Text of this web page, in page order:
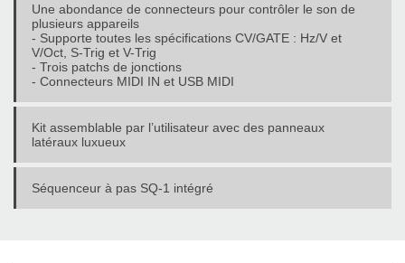
Une abondance de connecteurs pour contrôler le son de
plusieurs appareils
- Supporte toutes les spécifications CV/GATE : Hz/V et
V/Oct, S-Trig et V-Trig
- Trois patchs de jonctions
- Connecteurs MIDI IN et USB MIDI
Kit assemblable par l’utilisateur avec des panneaux
latéraux luxueux
Séquenceur à pas SQ-1 intégré